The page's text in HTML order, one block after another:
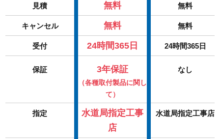
見積 無料 無料
キャンセル 無料 無料
受付 24時間365日 24時間365日
保証 3年保証
（各種取付製品に関し
て）
なし
指定
水道局指定工事
店
水道局指定工事店